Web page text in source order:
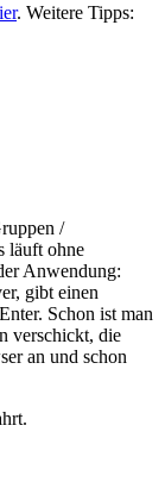
. Weitere Tipps:
/
läuft ohne
Anwendung:
gibt einen
Schon ist man
verschickt, die
an und schon